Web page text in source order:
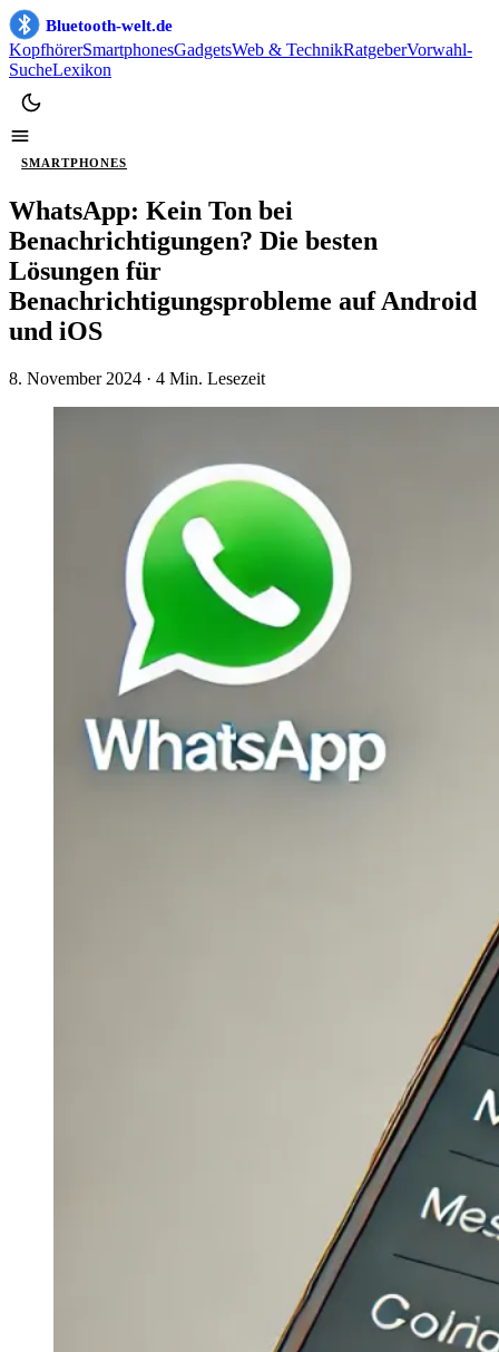
Bluetooth-welt.de
KopfhörerSmartphonesGadgetsWeb & TechnikRatgeberVorwahl-
SucheLexikon
SMARTPHONES
WhatsApp: Kein Ton bei
Benachrichtigungen? Die besten
Lösungen für
Benachrichtigungsprobleme auf Android
und iOS
8. November 2024 · 4 Min. Lesezeit